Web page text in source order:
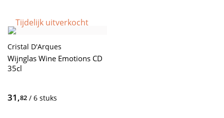
Tijdelijk uitverkocht
Cristal D'Arques
Wijnglas Wine Emotions CD
35cl
31,82 / 6 stuks